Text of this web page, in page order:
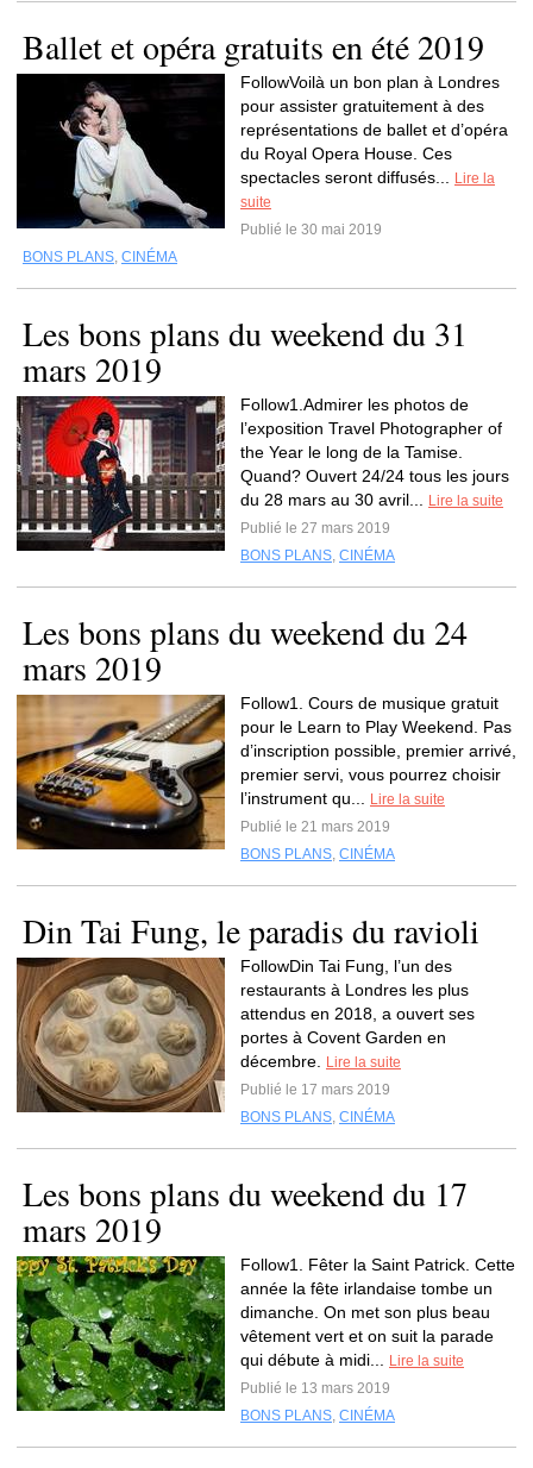
Ballet et opéra gratuits en été 2019
FollowVoilà un bon plan à Londres
pour assister gratuitement à des
représentations de ballet et d’opéra
du Royal Opera House. Ces
spectacles seront diffusés...
Lire la
suite
Publié le 30 mai 2019
BONS PLANS, CINÉMA
Les bons plans du weekend du 31
mars 2019
Follow1.Admirer les photos de
l’exposition Travel Photographer of
the Year le long de la Tamise.
Quand? Ouvert 24/24 tous les jours
du 28 mars au 30 avril...
Lire la suite
Publié le 27 mars 2019
BONS PLANS, CINÉMA
Les bons plans du weekend du 24
mars 2019
Follow1. Cours de musique gratuit
pour le Learn to Play Weekend. Pas
d’inscription possible, premier arrivé,
premier servi, vous pourrez choisir
l’instrument qu...
Lire la suite
Publié le 21 mars 2019
BONS PLANS, CINÉMA
Din Tai Fung, le paradis du ravioli
FollowDin Tai Fung, l’un des
restaurants à Londres les plus
attendus en 2018, a ouvert ses
portes à Covent Garden en
décembre.
Lire la suite
Publié le 17 mars 2019
BONS PLANS, CINÉMA
Les bons plans du weekend du 17
mars 2019
Follow1. Fêter la Saint Patrick. Cette
année la fête irlandaise tombe un
dimanche. On met son plus beau
vêtement vert et on suit la parade
qui débute à midi...
Lire la suite
Publié le 13 mars 2019
BONS PLANS, CINÉMA